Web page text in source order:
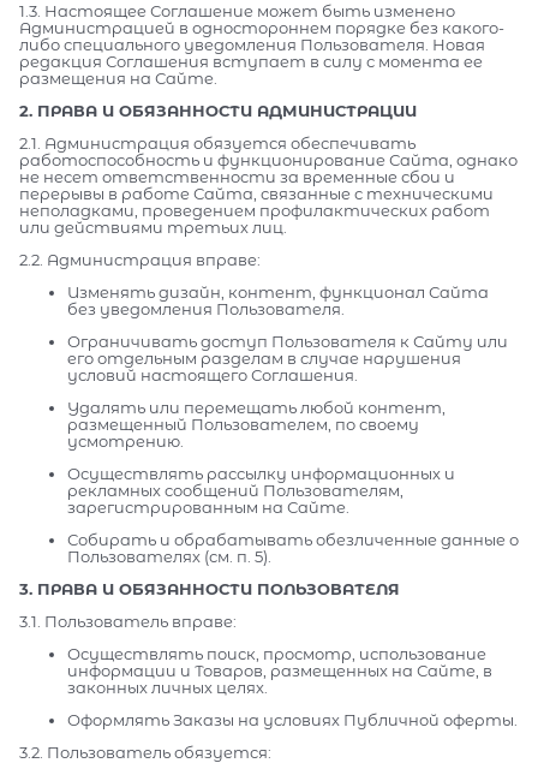
1.3. Настоящее Соглашение может быть изменено
Администрацией в одностороннем порядке без какого-
либо специального уведомления Пользователя. Новая
редакция Соглашения вступает в силу с момента ее
размещения на Сайте.
2. ПРАВА И ОБЯЗАННОСТИ АДМИНИСТРАЦИИ
2.1. Администрация обязуется обеспечивать
работоспособность и функционирование Сайта, однако
не несет ответственности за временные сбои и
перерывы в работе Сайта, связанные с техническими
неполадками, проведением профилактических работ
или действиями третьих лиц.
2.2. Администрация вправе:
Изменять дизайн, контент, функционал Сайта
без уведомления Пользователя.
Ограничивать доступ Пользователя к Сайту или
его отдельным разделам в случае нарушения
условий настоящего Соглашения.
Удалять или перемещать любой контент,
размещенный Пользователем, по своему
усмотрению.
Осуществлять рассылку информационных и
рекламных сообщений Пользователям,
зарегистрированным на Сайте.
Собирать и обрабатывать обезличенные данные о
Пользователях (см. п. 5).
3. ПРАВА И ОБЯЗАННОСТИ ПОЛЬЗОВАТЕЛЯ
3.1. Пользователь вправе:
Осуществлять поиск, просмотр, использование
информации и Товаров, размещенных на Сайте, в
законных личных целях.
Оформлять Заказы на условиях Публичной оферты.
3.2. Пользователь обязуется: